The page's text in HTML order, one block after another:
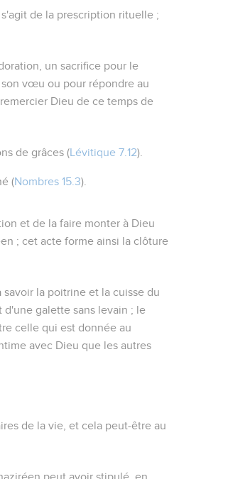
de la prescription rituelle ;
un sacrifice pour le
vœu ou pour répondre au
Dieu de ce temps de
de grâces (Lévitique 7.12).
(Nombres 15.3).
et de la faire monter à Dieu
; cet acte forme ainsi la clôture
la poitrine et la cuisse du
galette sans levain ; le
celle qui est donnée au
avec Dieu que les autres
de la vie, et cela peut-être au
peut avoir stipulé, en